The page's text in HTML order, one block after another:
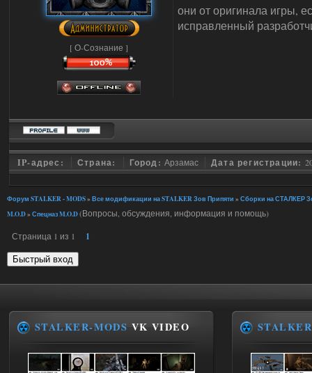
[ О-Сознание ]
они от оригинала игры,
исправленный
IP-адрес: Страна: Город:Арзамас Дата регистрации:
Форум STALKER - MODS» Все модификации на STALKER Зов Припяти » Сборки на СТАЛКЕР
M.O.D» Спецназ M.O.D(Вопросы, обсуждения, информация и помощь)
Страница 1 из 1 1
STALKER-MODS VK VIDEO